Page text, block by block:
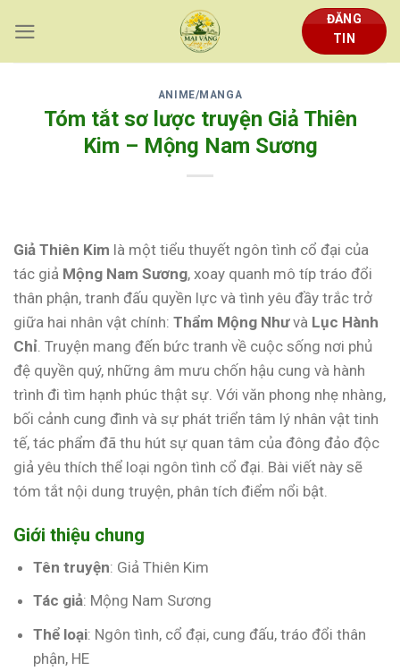
content
ĐĂNG
TIN
ANIME/MANGA
Tóm tắt sơ lược truyện Giả Thiên
Kim – Mộng Nam Sương
Giả Thiên Kim là một tiểu thuyết ngôn tình cổ đại của
tác giả Mộng Nam Sương, xoay quanh mô típ tráo đổi
thân phận, tranh đấu quyền lực và tình yêu đầy trắc trở
giữa hai nhân vật chính: Thẩm Mộng Nhưvà Lục Hành
Chỉ . Truyện mang đến bức tranh về cuộc sống nơi phủ
đệ quyền quý, những âm mưu chốn hậu cung và hành
trình đi tìm hạnh phúc thật sự. Với văn phong nhẹ nhàng,
bối cảnh cung đình và sự phát triển tâm lý nhân vật tinh
tế, tác phẩm đã thu hút sự quan tâm của đông đảo độc
giả yêu thích thể loại ngôn tình cổ đại. Bài viết này sẽ
tóm tắt nội dung truyện, phân tích điểm nổi bật.
Giới thiệu chung
Tên truyện: Giả Thiên Kim
Tác giả: Mộng Nam Sương
Thể loại: Ngôn tình, cổ đại, cung đấu, tráo đổi thân
phận, HE